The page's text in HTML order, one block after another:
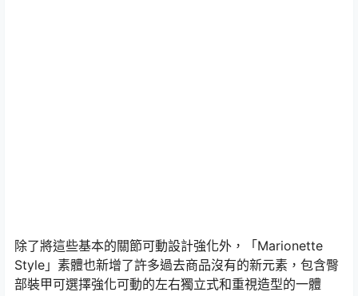
除了將這些基本的關節可動設計強化外，「Marionette
Style」素體也新增了許多過去商品沒有的新元素，包含臀
部裝甲可選擇強化可動的左右獨立式和重視造型的一體